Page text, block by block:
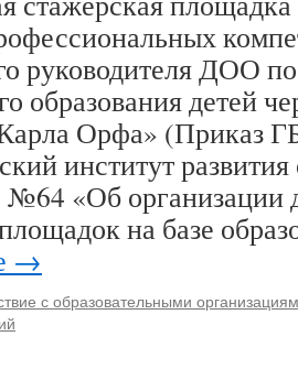
руководителя ДОО
образования детей
Карла Орфа» (Приказ
институт развития
№64 «Об организации
на базе
→
с образовательными